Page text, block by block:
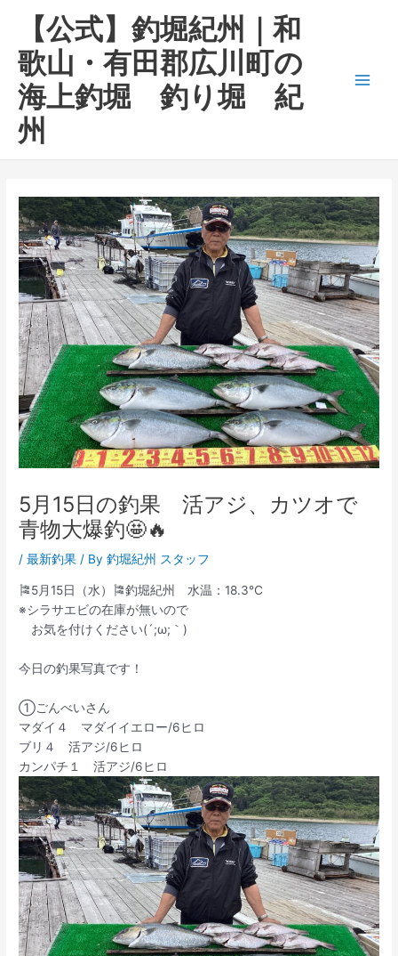
【公式】釣堀紀州｜和
歌山・有田郡広川町の
海上釣堀 釣り堀 紀
州
5月15日の釣果 活アジ、カツオで
青物大爆釣🤩🔥
/最新釣果 / By釣堀紀州 スタッフ
🎏5月15日（水）🎏釣堀紀州 水温：18.3℃
※シラサエビの在庫が無いので
お気を付けください(´;ω;｀)
今日の釣果写真です！
①ごんべいさん
マダイ４ マダイイエロー/6ヒロ
ブリ４ 活アジ/6ヒロ
カンパチ１ 活アジ/6ヒロ